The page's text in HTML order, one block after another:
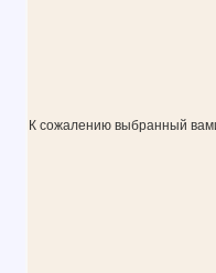
К сожалению выбранный